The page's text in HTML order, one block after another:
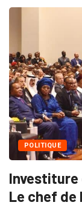
POLITIQUE
Investiture
Le chef de